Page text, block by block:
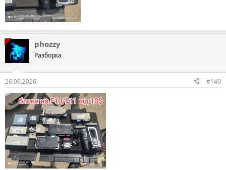
phozzy
Разборка
26.06.2026 #149